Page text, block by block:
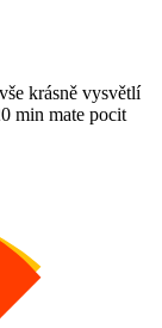
krásně vysvětlí
min mate pocit